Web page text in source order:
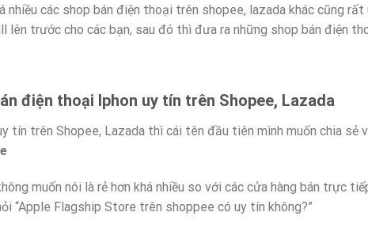
nhiều các shop bán điện thoại trên shopee, lazada khác cũng rất
lên trước cho các bạn, sau đó thì đưa ra những shop bán điện
điện thoại Iphon uy tín trên Shopee, Lazada
tín trên Shopee, Lazada thì cái tên đầu tiên mình muốn chia sẻ
muốn nói là rẻ hơn khá nhiều so với các cửa hàng bán trực
“Apple Flagship Store trên shoppee có uy tín không?”